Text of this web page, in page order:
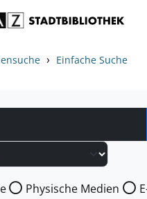
› Einfache Suche
Sie die Medienart nach
Physische Medien